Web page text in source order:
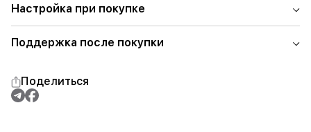
Настройка при покупке
Поддержка после покупки
Поделиться